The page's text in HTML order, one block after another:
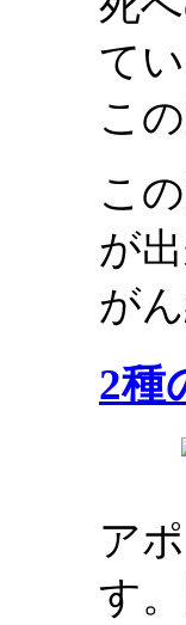
て
こ
こ
が
が
2種
ア
す